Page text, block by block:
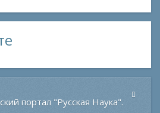
портал "Русская Наука".